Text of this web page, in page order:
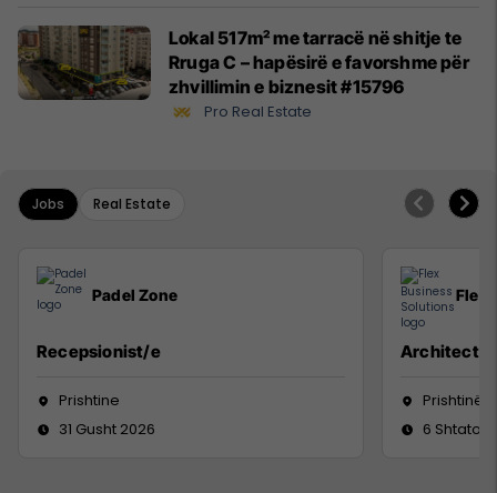
Lokal 517m² me tarracë në shitje te
Rruga C – hapësirë e favorshme për
zhvillimin e biznesit #15796
Pro Real Estate
Jobs Real Estate
Padel Zone
Recepsionist/e
Prishtine
31 Gusht 2026
Flex
Architect
Prishtinë
6 Shtator